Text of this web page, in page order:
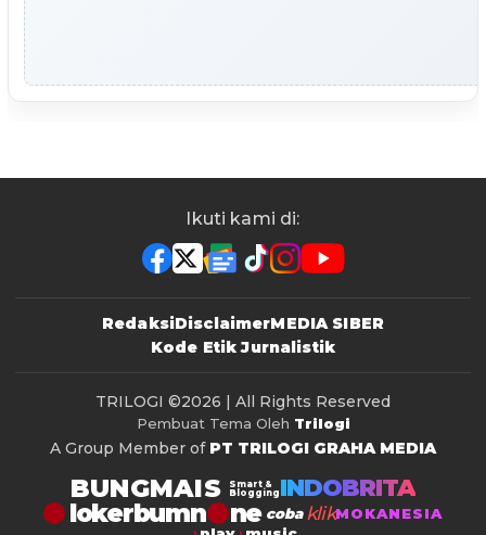
Ikuti kami di:
RedaksiDisclaimerMEDIA SIBER
Kode Etik Jurnalistik
TRILOGI ©2026 | All Rights Reserved
Pembuat Tema Oleh Trilogi
A Group Member of PT TRILOGI GRAHA MEDIA
BUNGMAIS
Smart &
Blogging INDOBRITA
lokerbumn coba klikMOKANESIA